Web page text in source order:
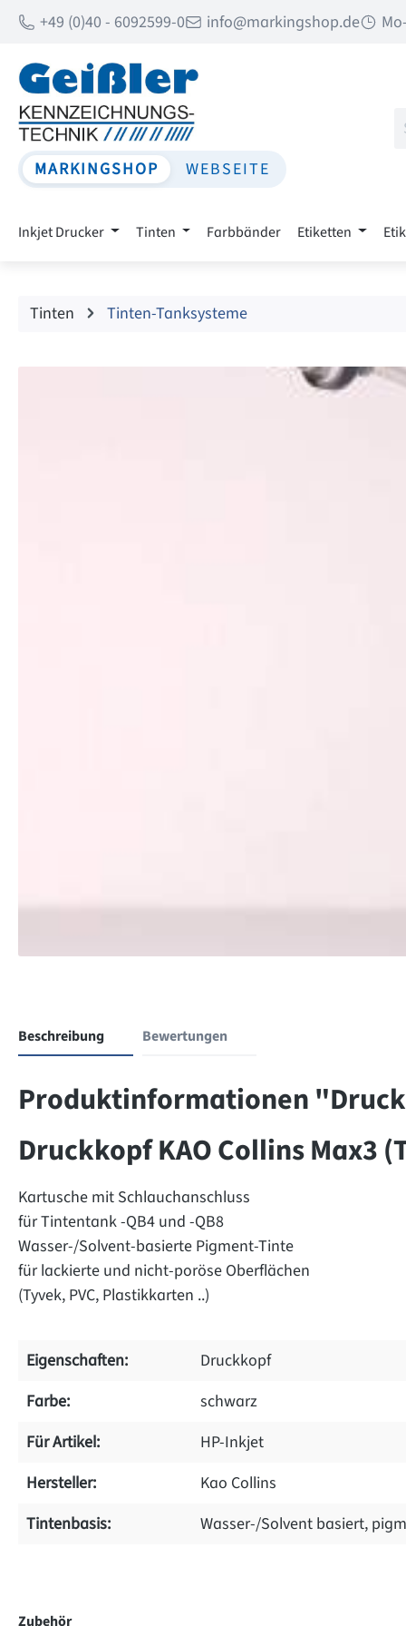
Hauptinhalt springen
Zur Suche springen
Zur Hauptnavigation springen
+49 (0)40 - 6092599-0 info@markingshop.de
MARKINGSHOP WEBSEITE
Inkjet Drucker Tinten Farbbänder Etiketten
Tinten Tinten-Tanksysteme
Beschreibung Bewertungen
Produktinformationen
Druckkopf KAO Collins Max3
Kartusche mit Schlauchanschluss
für Tintentank -QB4 und -QB8
Wasser-/Solvent-basierte Pigment-Tinte
für lackierte und nicht-poröse Oberflächen
(Tyvek, PVC, Plastikkarten ..)
Eigenschaften:
Druckkopf
Farbe:
schwarz
Für Artikel:
HP-Inkjet
Hersteller:
Kao Collins
Tintenbasis:
Wasser-/Solvent basiert,
Zubehör